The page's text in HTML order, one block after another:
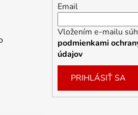
Email
Vložením e-mailu
podmienkami
údajov
PRIHLÁSIŤ SA